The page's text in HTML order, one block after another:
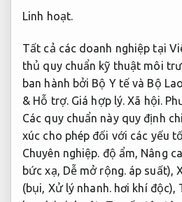
Linh hoạt.
Tất cả các doanh nghiệp tại
thủ quy chuẩn kỹ thuật môi
ban hành bởi Bộ Y tế và Bộ
& Hỗ trợ. Giá hợp lý. Xã hội.
Các quy chuẩn này quy định
xúc cho phép đối với các yếu
Chuyên nghiệp. độ ẩm, Nâng
bức xạ, Dễ mở rộng.áp suất),
(bụi, Xử lý nhanh.hơi khí độc),